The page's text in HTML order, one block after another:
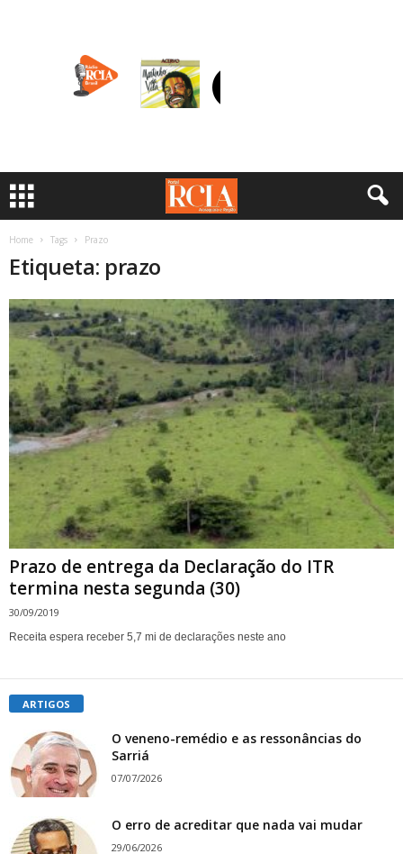
Home Tags Prazo
Etiqueta: prazo
Prazo de entrega da Declaração do ITR
termina nesta segunda (30)
30/09/2019
Receita espera receber 5,7 mi de declarações neste ano
ARTIGOS
O veneno-remédio e as ressonâncias do
Sarriá
07/07/2026
O erro de acreditar que nada vai mudar
29/06/2026